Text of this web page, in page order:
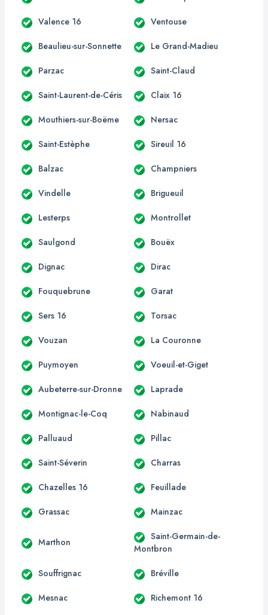
Valence 16 Ventouse
Beaulieu-sur-Sonnette Le Grand-Madieu
Parzac Saint-Claud
Saint-Laurent-de-Céris Claix 16
Mouthiers-sur-Boëme Nersac
Saint-Estèphe Sireuil 16
Balzac Champniers
Vindelle Brigueuil
Lesterps Montrollet
Saulgond Bouëx
Dignac Dirac
Fouquebrune Garat
Sers 16 Torsac
Vouzan La Couronne
Puymoyen Voeuil-et-Giget
Aubeterre-sur-Dronne Laprade
Montignac-le-Coq Nabinaud
Palluaud Pillac
Saint-Séverin Charras
Chazelles 16 Feuillade
Grassac Mainzac
Marthon
Saint-Germain-de-
Montbron
Souffrignac Bréville
Mesnac Richemont 16